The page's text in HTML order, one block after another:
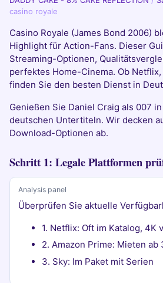
casino royale
Casino Royale (James Bond 2006)
Highlight für Action-Fans. Dieser
Streaming-Optionen,
perfektes Home-Cinema. Ob
finden Sie den besten Dienst in
Genießen Sie Daniel Craig als 007
deutschen Untertiteln. Wir decken
Download-Optionen ab.
Schritt 1: Legale Plattformen
Analysis panel
Überprüfen Sie aktuelle
1. Netflix: Oft im Katalog, 4K
2. Amazon Prime: Mieten ab
3. Sky: Im Paket mit Serien